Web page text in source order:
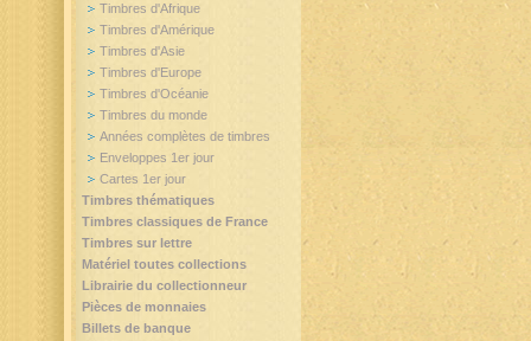
Timbres d'Afrique
Timbres d'Amérique
Timbres d'Asie
Timbres d'Europe
Timbres d'Océanie
Timbres du monde
Années complètes de timbres
Enveloppes 1er jour
Cartes 1er jour
Timbres thématiques
Timbres classiques de France
Timbres sur lettre
Matériel toutes collections
Librairie du collectionneur
Pièces de monnaies
Billets de banque